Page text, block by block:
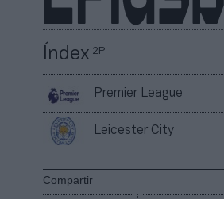
Índex2P
Premier League
Leicester City
Compartir